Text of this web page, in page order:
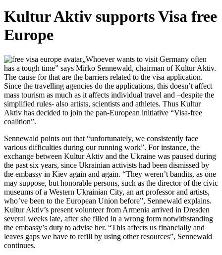
Kultur Aktiv supports Visa free
Europe
„Whoever wants to visit Germany often
has a tough time” says Mirko Sennewald, chairman of Kultur Aktiv.
The cause for that are the barriers related to the visa application.
Since the travelling agencies do the applications, this doesn’t affect
mass tourism as much as it affects individual travel and –despite the
simplified rules- also artists, scientists and athletes. Thus Kultur
Aktiv has decided to join the pan-European initiative “Visa-free
coalition”.
Sennewald points out that “unfortunately, we consistently face
various difficulties during our running work”. For instance, the
exchange between Kultur Aktiv and the Ukraine was paused during
the past six years, since Ukrainian activists had been dismissed by
the embassy in Kiev again and again. “They weren’t bandits, as one
may suppose, but honorable persons, such as the director of the civic
museums of a Western Ukrainian City, an art professor and artists,
who’ve been to the European Union before”, Sennewald explains.
Kultur Aktiv’s present volunteer from Armenia arrived in Dresden
several weeks late, after she filled in a wrong form notwithstanding
the embassy’s duty to advise her. “This affects us financially and
leaves gaps we have to refill by using other resources”, Sennewald
continues.